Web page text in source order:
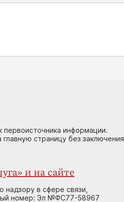
первоисточника информации.
страницу без заключения
и на сайте
в сфере связи,
номер: Эл №ФС77-58967